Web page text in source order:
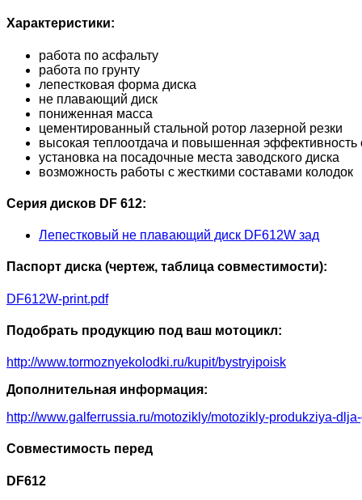
Характеристики:
работа по асфальту
работа по грунту
лепестковая форма диска
не плавающий диск
пониженная масса
цементированный стальной ротор лазерной резки
высокая теплоотдача и повышенная эффективность
установка на посадочные места заводского диска
возможность работы с жесткими составами колодок
Серия дисков DF 612:
Лепестковый не плавающий диск DF612W зад
Паспорт диска (чертеж, таблица совместимости):
DF612W-print.pdf
Подобрать продукцию под ваш мотоцикл:
http://www.tormoznyekolodki.ru/kupit/bystryipoisk
Дополнительная информация:
http://www.galferrussia.ru/motozikly/motozikly-produkziya-
Совместимость перед
DF612